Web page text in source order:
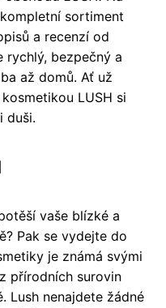
sortiment
a recenzí od
rychlý, bezpečný a
až domů. Ať už
LUSH si
duši.
vaše blízké a
Pak se vydejte do
je známá svými
z přírodních surovin
Lush nenajdete žádné